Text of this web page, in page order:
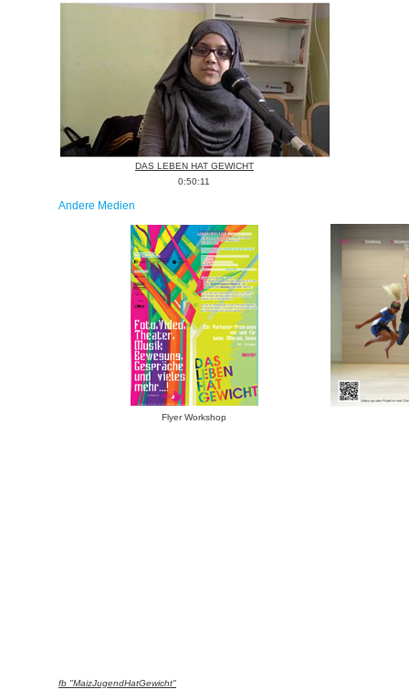
DAS LEBEN HAT GEWICHT
0:50:11
Andere Medien
Flyer Workshop
fb "MaizJugendHatGewicht"